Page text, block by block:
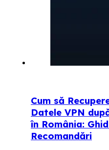
Cum să
Datele VPN
în România:
Recomandări